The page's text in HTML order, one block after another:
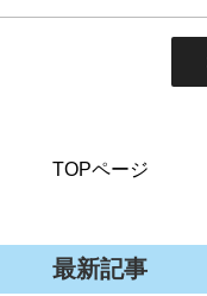
TOPページ
最新記事